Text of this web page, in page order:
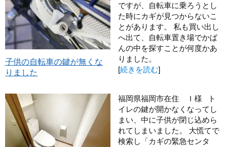
子供の自転車の鍵が無くな
りました
ですが、自転車に乗ろうとし
た時にカギが見つからないこ
とがあります。 私も買い出し
へ出て、自転車置き場でかば
んの中を探すことが何度かあ
りました。
[続きを読む]
福岡県福岡市在住 Ｉ様 ト
イレの鍵が開かなくなってし
まい、中に子供が閉じ込めら
れてしまいました。 大慌てで
検索し「カギの緊急センタ